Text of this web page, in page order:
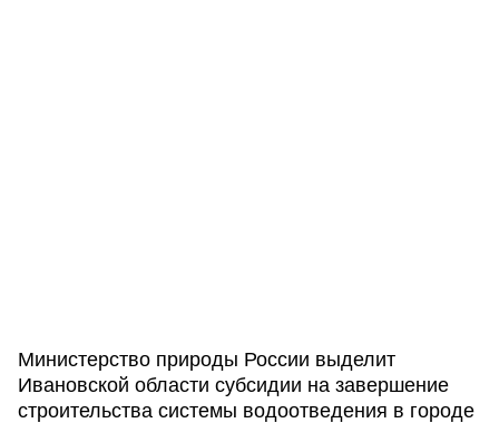
Министерство природы России выделит
Ивановской области субсидии на завершение
строительства системы водоотведения в городе